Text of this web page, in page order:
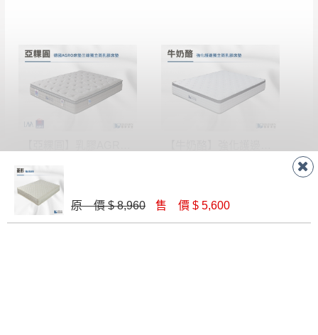
$ 37,500
原 價 $ 8,960 售 價 $ 5,600